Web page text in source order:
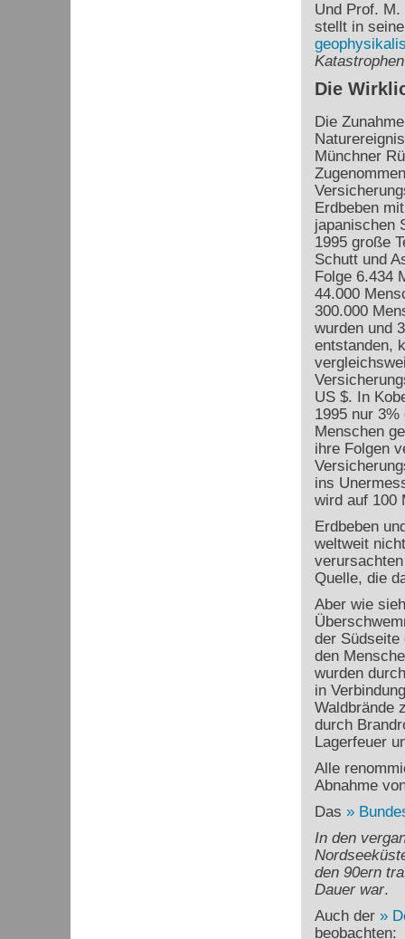
Und Prof.
stellt in
Katastrophen
Die
Die
Münchner
Erdbeben
japanischen
1995 große
Schutt und
Folge 6.434
44.000
300.000
wurden und
entstanden,
US $. In
1995 nur 3%
Menschen
ihre Folgen
ins
wird auf 100
Erdbeben
weltweit
Quelle, die
Aber wie
der Südseite
den
wurden
in
Waldbrände
durch
Lagerfeuer
Alle
Abnahme
Das
In den
den 90ern
Dauer war.
Auch der
beobachten: